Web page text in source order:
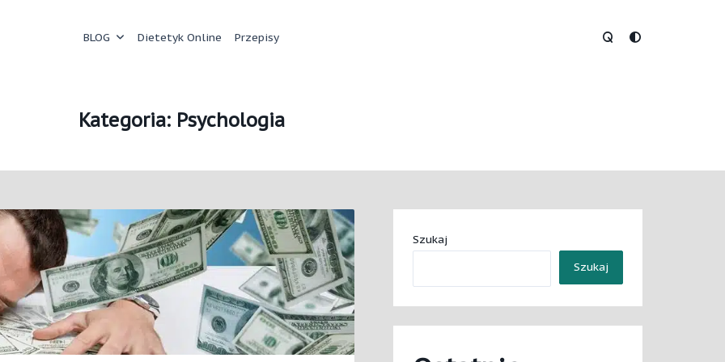
BLOG Dietetyk Online Przepisy
Kategoria: Psychologia
Szukaj
Szukaj